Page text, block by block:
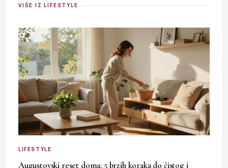
VIŠE IZ LIFESTYLE
LIFESTYLE
Augustovski reset doma: 5 brzih koraka do čistog i